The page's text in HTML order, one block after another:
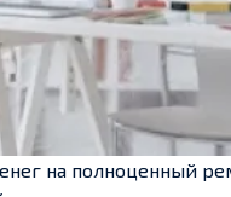
на полноценный